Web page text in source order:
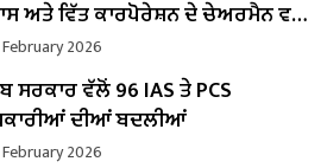
ਅਤੇ ਵਿੱਤ ਕਾਰਪੋਰੇਸ਼ਨ ਦੇ ਚੇਅਰਮੈਨ ਵਜੋਂ
ਕਾਰਜਭਾਰ
2026
ਸਰਕਾਰ ਵੱਲੋਂ 96 IAS ਤੇ PCS
ਦੀਆਂ ਬਦਲੀਆਂ
2026